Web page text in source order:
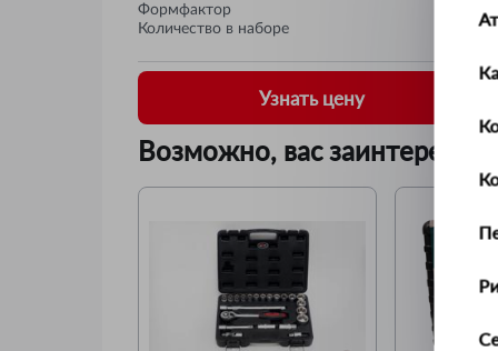
Формфактор
Количество в наборе
Узнать цену
Возможно, вас заинтересует